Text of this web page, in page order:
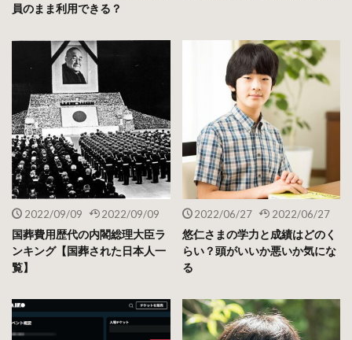
員のまま利用できる？
2022/09/09 2022/09/09
国葬費用歴代の内閣総理大臣ラ
ンキング【国葬された日本人一
覧】
2022/06/27 2022/06/27
悠仁さまの学力と成績はどのく
らい？頭がいいか悪いか気にな
る